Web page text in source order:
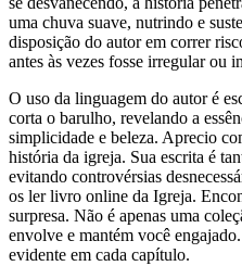
uma chuva suave, nutrindo e
disposição do autor em correr
antes às vezes fosse irregular ou
O uso da linguagem do autor é
corta o barulho, revelando a
simplicidade e beleza. Aprecio
história da igreja. Sua escrita é
evitando controvérsias
os ler livro online da Igreja.
surpresa. Não é apenas uma
envolve e mantém você
evidente em cada capítulo.